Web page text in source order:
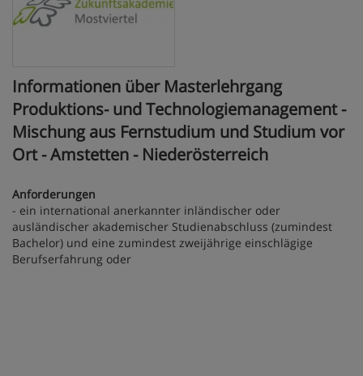
Informationen über Masterlehrgang
Produktions- und Technologiemanagement -
Mischung aus Fernstudium und Studium vor
Ort - Amstetten - Niederösterreich
Anforderungen
- ein international anerkannter inländischer oder
ausländischer akademischer Studienabschluss (zumindest
Bachelor) und eine zumindest zweijährige einschlägige
Berufserfahrung oder